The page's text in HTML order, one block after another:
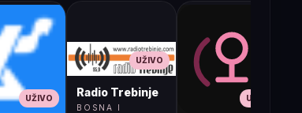
UŽIVO
UŽIVO
Radio Trebinje
BOSNA I
UŽIVO